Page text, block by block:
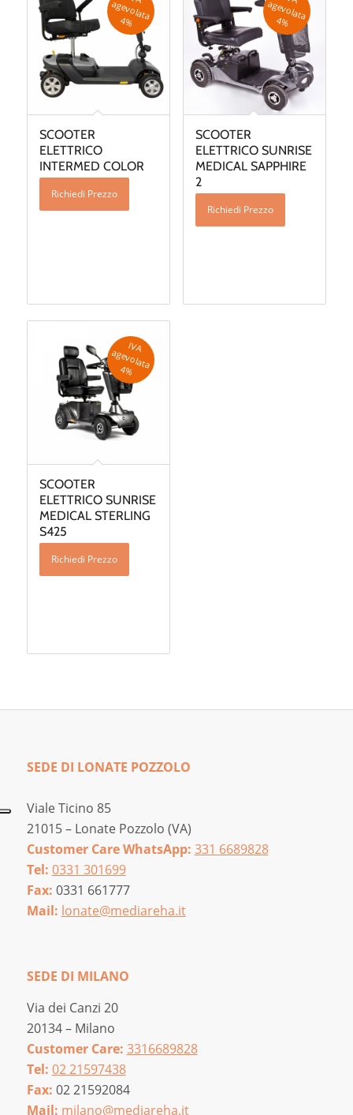
SCOOTER
ELETTRICO
INTERMED COLOR
Richiedi Prezzo
a
4
%
SCOOTER
ELETTRICO SUNRISE
MEDICAL SAPPHIRE
2
Richiedi Prezzo
a
4
%
SCOOTER
ELETTRICO SUNRISE
MEDICAL STERLING
S425
Richiedi Prezzo
IV
A
a
g
e
v
o
la
ta
4
%
SEDE DI LONATE POZZOLO
Viale Ticino 85
21015 – Lonate Pozzolo (VA)
Customer Care WhatsApp: 331 6689828
Tel: 0331 301699
Fax: 0331 661777
Mail: lonate@mediareha.it
SEDE DI MILANO
Via dei Canzi 20
20134 – Milano
Customer Care: 3316689828
Tel: 02 21597438
Fax: 02 21592084
Mail: milano@mediareha.it